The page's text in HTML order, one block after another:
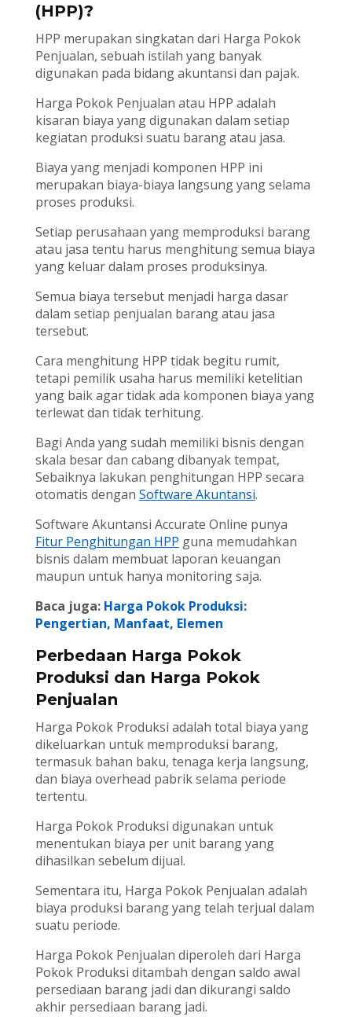
(HPP)?
HPP merupakan singkatan dari Harga Pokok
Penjualan, sebuah istilah yang banyak
digunakan pada bidang akuntansi dan pajak.
Harga Pokok Penjualan atau HPP adalah
kisaran biaya yang digunakan dalam setiap
kegiatan produksi suatu barang atau jasa.
Biaya yang menjadi komponen HPP ini
merupakan biaya-biaya langsung yang selama
proses produksi.
Setiap perusahaan yang memproduksi barang
atau jasa tentu harus menghitung semua biaya
yang keluar dalam proses produksinya.
Semua biaya tersebut menjadi harga dasar
dalam setiap penjualan barang atau jasa
tersebut.
Cara menghitung HPP tidak begitu rumit,
tetapi pemilik usaha harus memiliki ketelitian
yang baik agar tidak ada komponen biaya yang
terlewat dan tidak terhitung.
Bagi Anda yang sudah memiliki bisnis dengan
skala besar dan cabang dibanyak tempat,
Sebaiknya lakukan penghitungan HPP secara
otomatis dengan Software Akuntansi.
Software Akuntansi Accurate Online punya
Fitur Penghitungan HPP guna memudahkan
bisnis dalam membuat laporan keuangan
maupun untuk hanya monitoring saja.
Baca juga: Harga Pokok Produksi:
Pengertian, Manfaat, Elemen
Perbedaan Harga Pokok
Produksi dan Harga Pokok
Penjualan
Harga Pokok Produksi adalah total biaya yang
dikeluarkan untuk memproduksi barang,
termasuk bahan baku, tenaga kerja langsung,
dan biaya overhead pabrik selama periode
tertentu.
Harga Pokok Produksi digunakan untuk
menentukan biaya per unit barang yang
dihasilkan sebelum dijual.
Sementara itu, Harga Pokok Penjualan adalah
biaya produksi barang yang telah terjual dalam
suatu periode.
Harga Pokok Penjualan diperoleh dari Harga
Pokok Produksi ditambah dengan saldo awal
persediaan barang jadi dan dikurangi saldo
akhir persediaan barang jadi.